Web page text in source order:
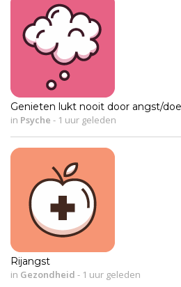
Genieten lukt nooit door angst/
in Psyche - 1 uur geleden
Rijangst
in Gezondheid - 1 uur geleden